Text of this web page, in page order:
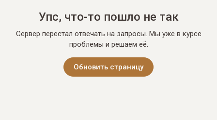
Упс, что-то пошло не так
Сервер перестал отвечать на запросы. Мы уже в курсе
проблемы и решаем её.
Обновить страницу